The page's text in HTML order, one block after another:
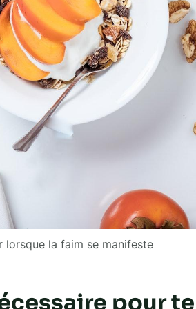
lorsque la faim se manifeste
pour